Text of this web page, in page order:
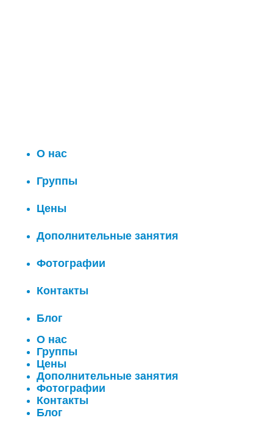
О нас
Группы
Цены
Дополнительные занятия
Фотографии
Контакты
Блог
О нас
Группы
Цены
Дополнительные занятия
Фотографии
Контакты
Блог